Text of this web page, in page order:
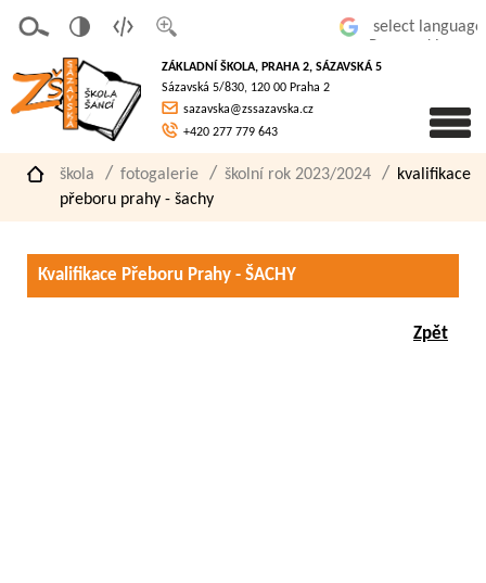
písmo
á
verze
pro
slaboz
raké
ZÁKLADNÍ ŠKOLA, PRAHA 2, SÁZAVSKÁ 5
Sázavská 5/830, 120 00 Praha 2
sazavska@zssazavska.cz
+420 277 779 643
škola fotogalerie školní rok 2023/2024
kvalifikace
přeboru prahy - šachy
Kvalifikace Přeboru Prahy - ŠACHY
Zpět